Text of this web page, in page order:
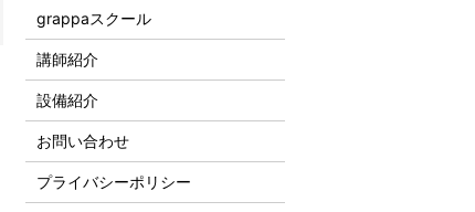
grappaスクール
講師紹介
設備紹介
お問い合わせ
プライバシーポリシー